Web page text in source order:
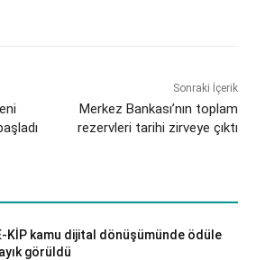
Sonraki İçerik
Merkez Bankası’nın toplam
rezervleri tarihi zirveye çıktı
KİP kamu dijital dönüşümünde ödüle
layık görüldü